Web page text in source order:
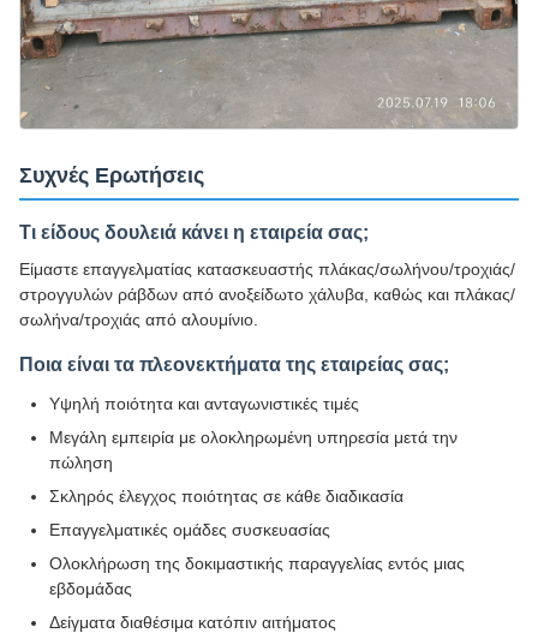
Συχνές Ερωτήσεις
Τι είδους δουλειά κάνει η εταιρεία σας;
Είμαστε επαγγελματίας κατασκευαστής πλάκας/σωλήνου/τροχιάς/
στρογγυλών ράβδων από ανοξείδωτο χάλυβα, καθώς και πλάκας/
σωλήνα/τροχιάς από αλουμίνιο.
Ποια είναι τα πλεονεκτήματα της εταιρείας σας;
Υψηλή ποιότητα και ανταγωνιστικές τιμές
Μεγάλη εμπειρία με ολοκληρωμένη υπηρεσία μετά την
πώληση
Σκληρός έλεγχος ποιότητας σε κάθε διαδικασία
Επαγγελματικές ομάδες συσκευασίας
Ολοκλήρωση της δοκιμαστικής παραγγελίας εντός μιας
εβδομάδας
Δείγματα διαθέσιμα κατόπιν αιτήματος